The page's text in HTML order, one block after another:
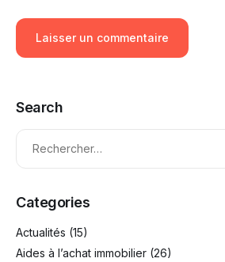
Search
Categories
Actualités (15)
Aides à l’achat immobilier (26)